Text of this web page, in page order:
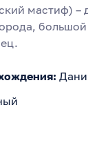
мастиф) –